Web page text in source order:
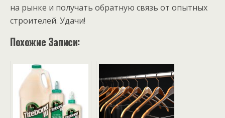
на рынке и получать обратную связь от опытных
строителей. Удачи!
Похожие Записи: